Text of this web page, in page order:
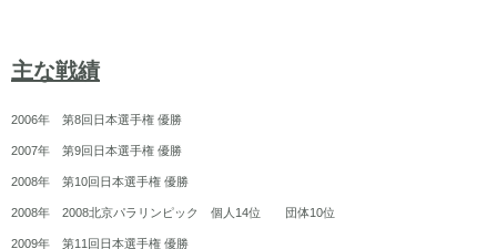
主な戦績
2006年 第8回日本選手権 優勝
2007年 第9回日本選手権 優勝
2008年 第10回日本選手権 優勝
2008年 2008北京パラリンピック 個人14位 団体10位
2009年 第11回日本選手権 優勝